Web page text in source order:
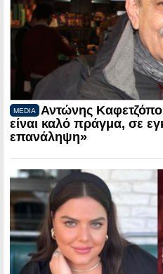
MEDIA
Αντώνης
είναι καλό πράγμα, σε
επανάληψη»